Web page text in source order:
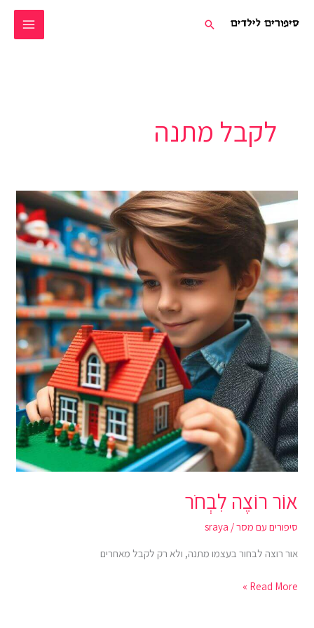
לתוכן
חיפוש
לקבל מתנה
אוֹר רוֹצֶה לִבְחֹר
סיפורים עם מסר/
sraya
אור רוצה לבחור בעצמו מתנה, ולא רק לקבל מאחרים
אוֹר
לִבְחֹר
Read More »